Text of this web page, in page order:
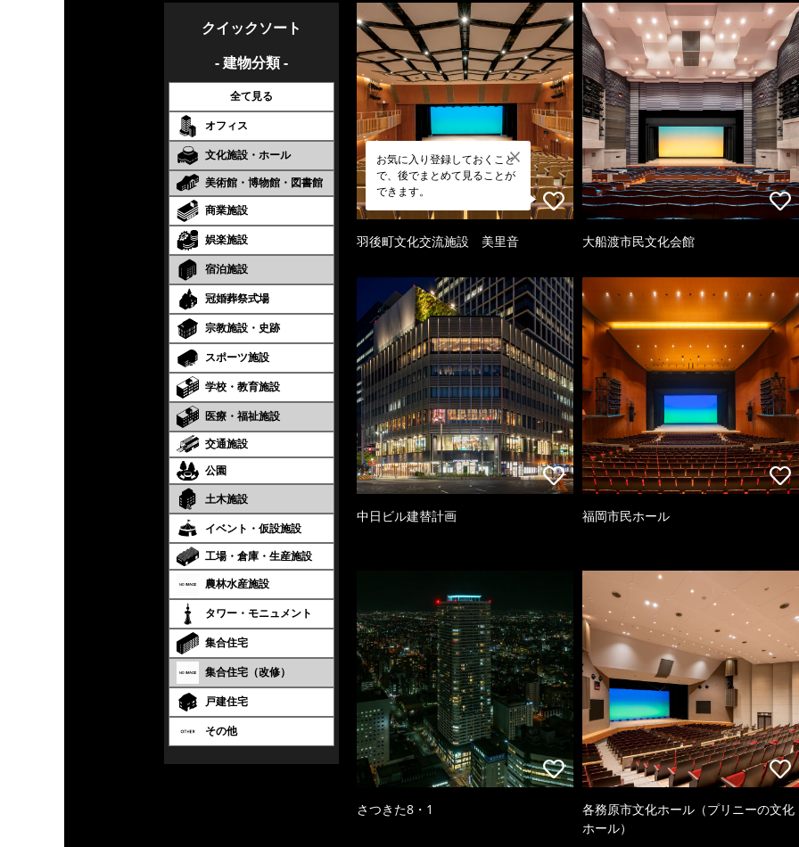
クイックソート
- 建物分類 -
全て見る
オフィス
文化施設・ホール
美術館・博物館・図書館
商業施設
娯楽施設
宿泊施設
冠婚葬祭式場
宗教施設・史跡
スポーツ施設
学校・教育施設
医療・福祉施設
交通施設
公園
土木施設
イベント・仮設施設
工場・倉庫・生産施設
農林水産施設
タワー・モニュメント
集合住宅
集合住宅（改修）
戸建住宅
その他
お気に入り登録しておくこと
で、後でまとめて見ることが
できます。
羽後町文化交流施設 美里音 大船渡市民文化会館
中日ビル建替計画 福岡市民ホール
さつきた8・1
各務原市文化ホール（プリニーの文化
ホール）